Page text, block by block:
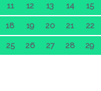
11 12 13 14 15
18 19 20 21 22
25 26 27 28 29